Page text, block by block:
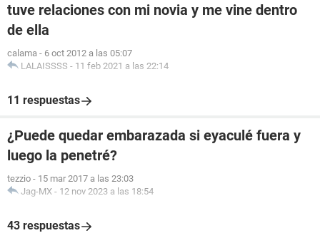
tuve relaciones con mi novia y me vine dentro
de ella
calama - 6 oct 2012 a las 05:07
LALAISSSS - 11 feb 2021 a las 22:14
11 respuestas
¿Puede quedar embarazada si eyaculé fuera y
luego la penetré?
tezzio - 15 mar 2017 a las 23:03
Jag-MX - 12 nov 2023 a las 18:54
43 respuestas